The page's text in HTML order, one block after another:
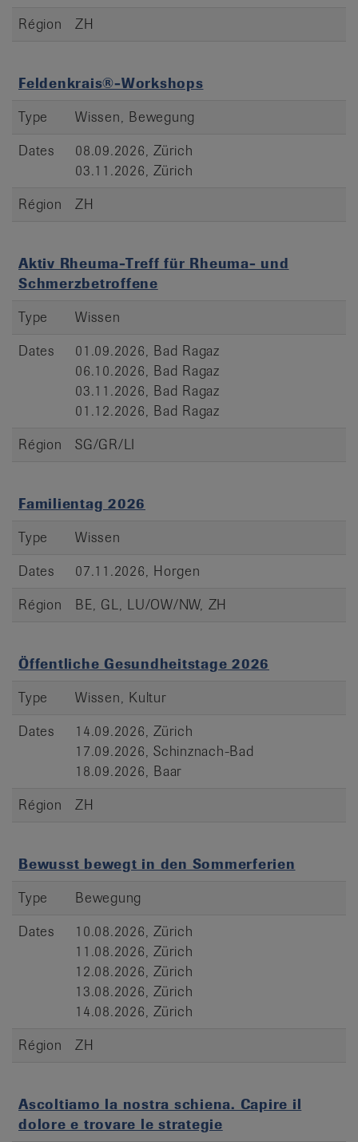
Région ZH
Feldenkrais®-Workshops
Type
Wissen, Bewegung
Dates
08.09.2026, Zürich
03.11.2026, Zürich
Région
ZH
Aktiv Rheuma-Treff für Rheuma- und
Schmerzbetroffene
Type
Wissen
Dates
01.09.2026, Bad Ragaz
06.10.2026, Bad Ragaz
03.11.2026, Bad Ragaz
01.12.2026, Bad Ragaz
Région
SG/GR/LI
Familientag 2026
Type
Wissen
Dates
07.11.2026, Horgen
Région
BE, GL, LU/OW/NW, ZH
Öffentliche Gesundheitstage 2026
Type
Wissen, Kultur
Dates
14.09.2026, Zürich
17.09.2026, Schinznach-Bad
18.09.2026, Baar
Région
ZH
Bewusst bewegt in den Sommerferien
Type
Bewegung
Dates
10.08.2026, Zürich
11.08.2026, Zürich
12.08.2026, Zürich
13.08.2026, Zürich
14.08.2026, Zürich
Région
ZH
Ascoltiamo la nostra schiena. Capire il
dolore e trovare le strategie